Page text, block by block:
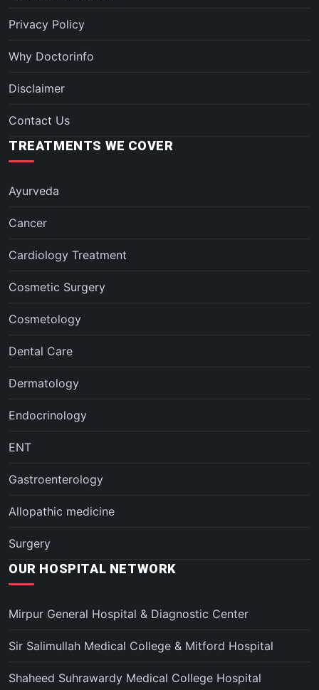
Privacy Policy
Why Doctorinfo
Disclaimer
Contact Us
TREATMENTS WE COVER
Ayurveda
Cancer
Cardiology Treatment
Cosmetic Surgery
Cosmetology
Dental Care
Dermatology
Endocrinology
ENT
Gastroenterology
Allopathic medicine
Surgery
OUR HOSPITAL NETWORK
Mirpur General Hospital & Diagnostic Center
Sir Salimullah Medical College & Mitford Hospital
Shaheed Suhrawardy Medical College Hospital